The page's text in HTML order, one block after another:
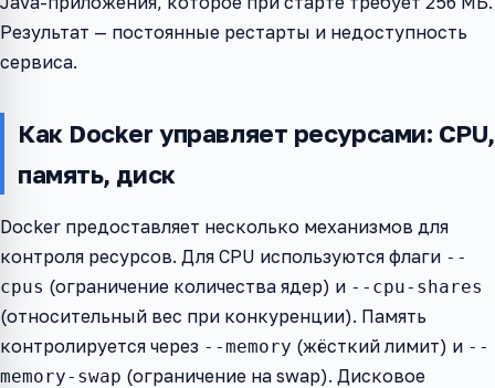
Результат — постоянные рестарты и недоступность
сервиса.
Как Docker управляет ресурсами: CPU,
память, диск
Docker предоставляет несколько механизмов для
контроля ресурсов. Для CPU используются флаги --
cpus (ограничение количества ядер) и --cpu-shares
(относительный вес при конкуренции). Память
контролируется через --memory (жёсткий лимит) и --
memory-swap (ограничение на swap). Дисковое